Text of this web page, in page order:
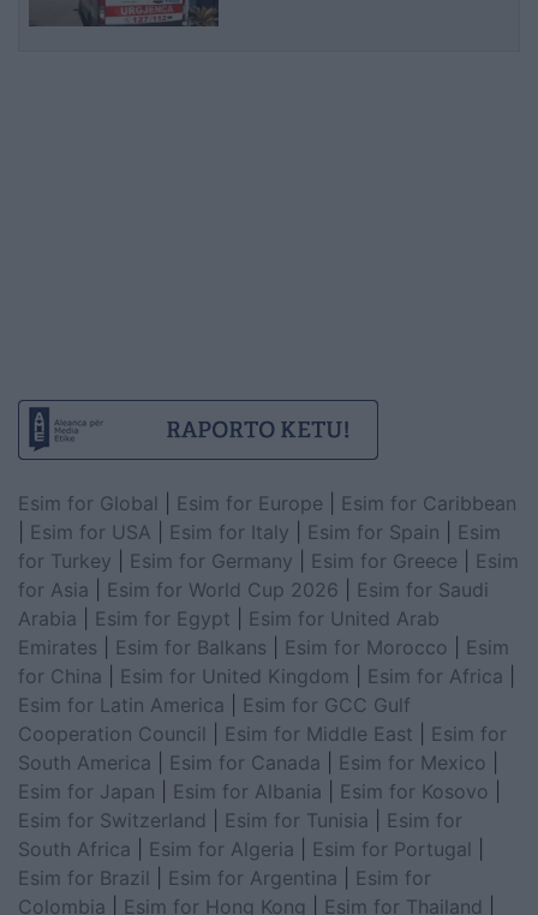
Esim for Global Esim for Europe
Esim for Caribbean
Esim for USA Esim for Italy Esim for Spain
Esim
for Turkey
Esim for Germany Esim for Greece
Esim
for Asia
Esim for World Cup 2026
Esim for Saudi
Arabia
Esim for Egypt
Esim for United Arab
Emirates
Esim for Balkans Esim for Morocco
Esim
for China
Esim for United Kingdom Esim for Africa
Esim for Latin America
Esim for GCC Gulf
Cooperation Council
Esim for Middle East
Esim for
South America
Esim for Canada Esim for Mexico
Esim for Japan
Esim for Albania Esim for Kosovo
Esim for Switzerland
Esim for Tunisia
Esim for
South Africa
Esim for Algeria Esim for Portugal
Esim for Brazil
Esim for Argentina
Esim for
Colombia
Esim for Hong Kong Esim for Thailand